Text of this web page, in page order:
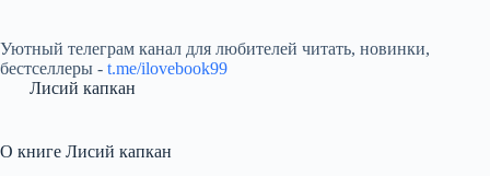
Уютный телеграм канал для любителей читать, новинки,
бестселлеры - t.me/ilovebook99
Лисий капкан
О книге Лисий капкан